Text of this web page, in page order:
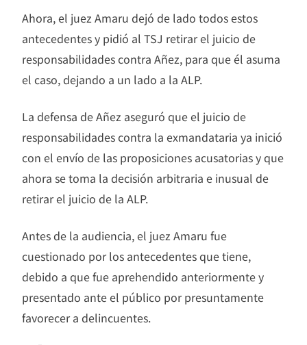
Ahora, el juez Amaru dejó de lado todos estos
antecedentes y pidió al TSJ retirar el juicio de
responsabilidades contra Añez, para que él asuma
el caso, dejando a un lado a la ALP.
La defensa de Añez aseguró que el juicio de
responsabilidades contra la exmandataria ya inició
con el envío de las proposiciones acusatorias y que
ahora se toma la decisión arbitraria e inusual de
retirar el juicio de la ALP.
Antes de la audiencia, el juez Amaru fue
cuestionado por los antecedentes que tiene,
debido a que fue aprehendido anteriormente y
presentado ante el público por presuntamente
favorecer a delincuentes.